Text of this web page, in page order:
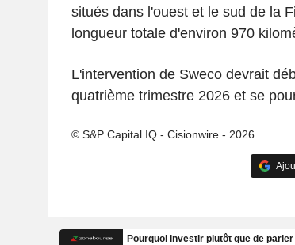
situés dans l'ouest et le sud de la
longueur totale d'environ 970
L'intervention de Sweco devrait
quatrième trimestre 2026 et se
© S&P Capital IQ - Cisionwire - 2026